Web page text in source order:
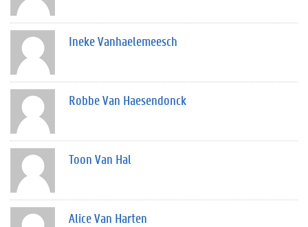
Ineke Vanhaelemeesch
Robbe Van Haesendonck
Toon Van Hal
Alice Van Harten